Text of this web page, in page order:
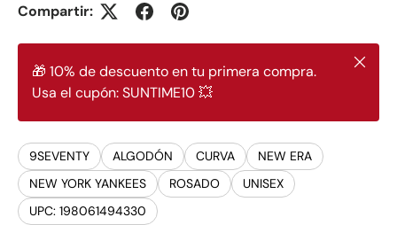
Compartir:
🎁 10% de descuento en tu primera compra.
Usa el cupón: SUNTIME10 💥
Cerrar
9SEVENTY ALGODÓN CURVA
NEW ERA
NEW YORK YANKEES
ROSADO
UNISEX
UPC: 198061494330